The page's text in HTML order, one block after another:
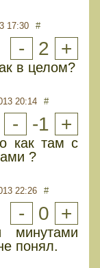
17:30 #
- 2 +
в целом?
20:14 #
- -1 +
как там с
?
22:26 #
- 0 +
минутами
понял.